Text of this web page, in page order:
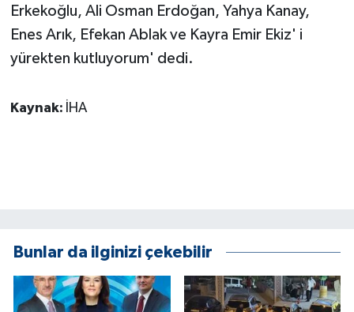
Erkekoğlu, Ali Osman Erdoğan, Yahya Kanay,
Enes Arık, Efekan Ablak ve Kayra Emir Ekiz' i
yürekten kutluyorum' dedi.
Kaynak: İHA
Bunlar da ilginizi çekebilir
Otomobil
TEKNOLOJİ
Turizm